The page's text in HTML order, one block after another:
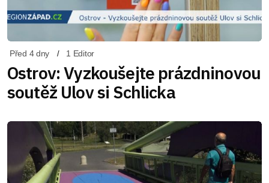
Před 4 dny 1 Editor
Ostrov: Vyzkoušejte prázdninovou
soutěž Ulov si Schlicka